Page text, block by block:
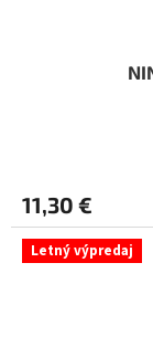
11,30 €
Letný výpredaj